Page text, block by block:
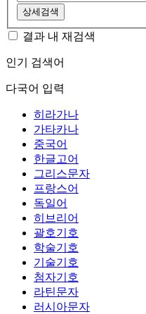
상세검색
결과 내 재검색
인기 검색어
다국어 입력
히라가나
가타카나
중국어
한글고어
그리스문자
프랑스어
독일어
히브리어
괄호기호
학술기호
기술기호
첨자기호
라틴문자
러시아문자